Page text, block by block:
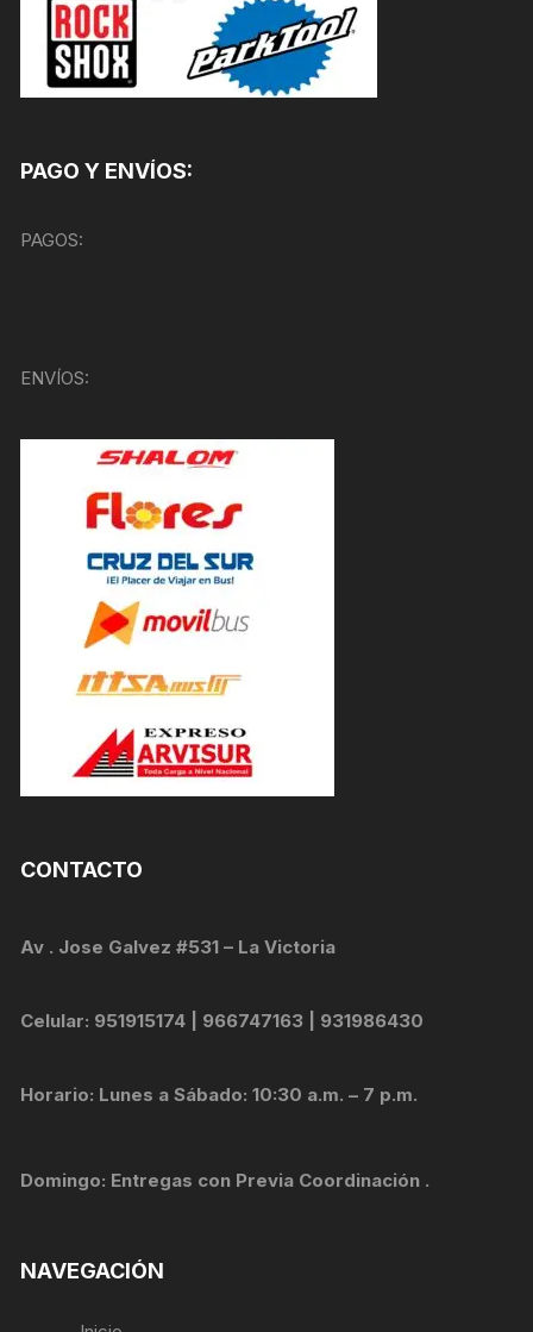
PAGO Y ENVÍOS:
PAGOS:
ENVÍOS:
CONTACTO
Av . Jose Galvez #531 – La Victoria
Celular: 951915174 | 966747163 | 931986430
Horario: Lunes a Sábado: 10:30 a.m. – 7 p.m.
Domingo: Entregas con Previa Coordinación .
NAVEGACIÓN